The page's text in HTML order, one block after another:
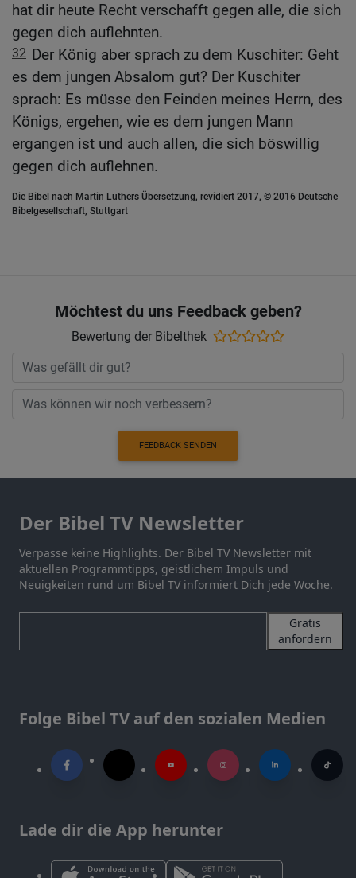
hat dir heute Recht verschafft gegen alle, die sich
gegen dich auflehnten.
32 Der König aber sprach zu dem Kuschiter: Geht
es dem jungen Absalom gut? Der Kuschiter
sprach: Es müsse den Feinden meines Herrn, des
Königs, ergehen, wie es dem jungen Mann
ergangen ist und auch allen, die sich böswillig
gegen dich auflehnen.
Die Bibel nach Martin Luthers Übersetzung, revidiert 2017, © 2016 Deutsche
Bibelgesellschaft, Stuttgart
Möchtest du uns Feedback geben?
Bewertung der Bibelthek
FEEDBACK SENDEN
Der Bibel TV Newsletter
Verpasse keine Highlights. Der Bibel TV Newsletter mit
aktuellen Programmtipps, geistlichem Impuls und
Neuigkeiten rund um Bibel TV informiert Dich jede Woche.
Gratis
anfordern
Folge Bibel TV auf den sozialen Medien
Lade dir die App herunter